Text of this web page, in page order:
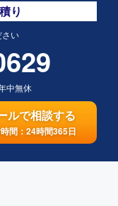
り
さい
中無休
ルで相談する
間：24時間365日